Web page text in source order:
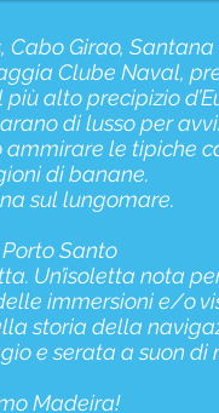
Girao,
Clube Naval,
alto precipizio
di lusso per
le tipiche
di banane.
sul lungomare.
Santo
Un’isoletta nota
immersioni e/o
storia della
e serata a suon
Madeira!